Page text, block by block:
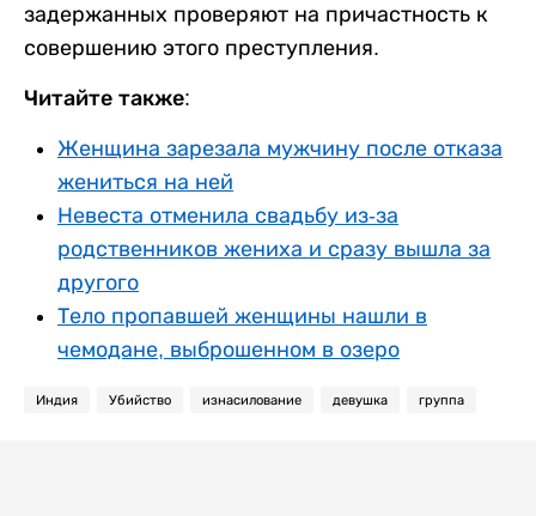
задержанных проверяют на причастность к
совершению этого преступления.
Читайте также:
Женщина зарезала мужчину после отказа
жениться на ней
Невеста отменила свадьбу из-за
родственников жениха и сразу вышла за
другого
Тело пропавшей женщины нашли в
чемодане, выброшенном в озеро
Индия Убийство изнасилование девушка группа